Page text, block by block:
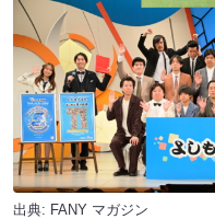
出典: FANY マガジン